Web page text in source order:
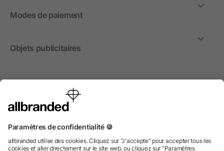
Modes de paiement
Objets publicitaires
International